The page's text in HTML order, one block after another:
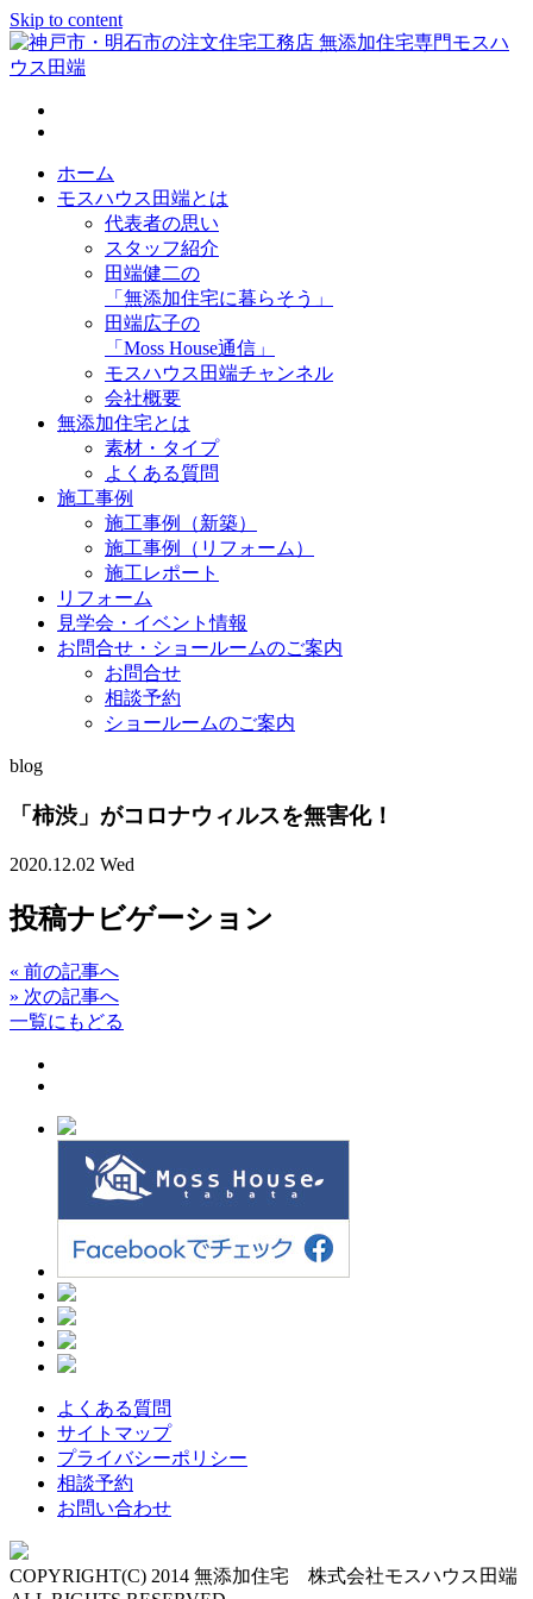
Skip to content
神戸市・明石市の注文住宅工務店 無添加住宅専門モスハウス
田端
ホーム
モスハウス田端とは
代表者の思い
スタッフ紹介
田端健二の
「無添加住宅に暮らそう」
田端広子の
「Moss House通信」
モスハウス田端チャンネル
会社概要
無添加住宅とは
素材・タイプ
よくある質問
施工事例
施工事例（新築）
施工事例（リフォーム）
施工レポート
リフォーム
見学会・イベント情報
お問合せ・ショールームのご案内
お問合せ
相談予約
ショールームのご案内
blog
「柿渋」がコロナウィルスを無害化！
2020.12.02 Wed
投稿ナビゲーション
« 前の記事へ
» 次の記事へ
一覧にもどる
よくある質問
サイトマップ
プライバシーポリシー
相談予約
お問い合わせ
COPYRIGHT(C) 2014 無添加住宅 株式会社モスハウス田端